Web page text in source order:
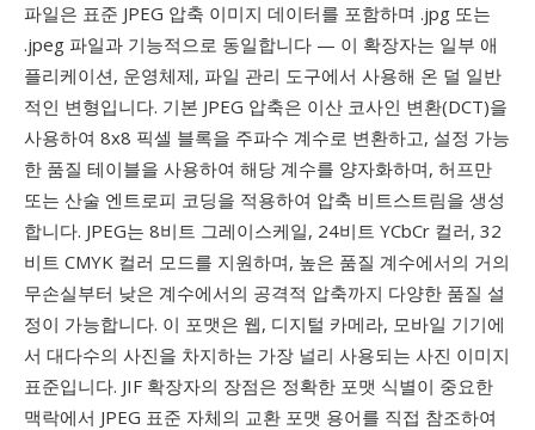
파일은 표준 JPEG 압축 이미지 데이터를 포함하며 .jpg 또는
.jpeg 파일과 기능적으로 동일합니다 — 이 확장자는 일부 애
플리케이션, 운영체제, 파일 관리 도구에서 사용해 온 덜 일반
적인 변형입니다. 기본 JPEG 압축은 이산 코사인 변환(DCT)을
사용하여 8x8 픽셀 블록을 주파수 계수로 변환하고, 설정 가능
한 품질 테이블을 사용하여 해당 계수를 양자화하며, 허프만
또는 산술 엔트로피 코딩을 적용하여 압축 비트스트림을 생성
합니다. JPEG는 8비트 그레이스케일, 24비트 YCbCr 컬러, 32
비트 CMYK 컬러 모드를 지원하며, 높은 품질 계수에서의 거의
무손실부터 낮은 계수에서의 공격적 압축까지 다양한 품질 설
정이 가능합니다. 이 포맷은 웹, 디지털 카메라, 모바일 기기에
서 대다수의 사진을 차지하는 가장 널리 사용되는 사진 이미지
표준입니다. JIF 확장자의 장점은 정확한 포맷 식별이 중요한
맥락에서 JPEG 표준 자체의 교환 포맷 용어를 직접 참조하여